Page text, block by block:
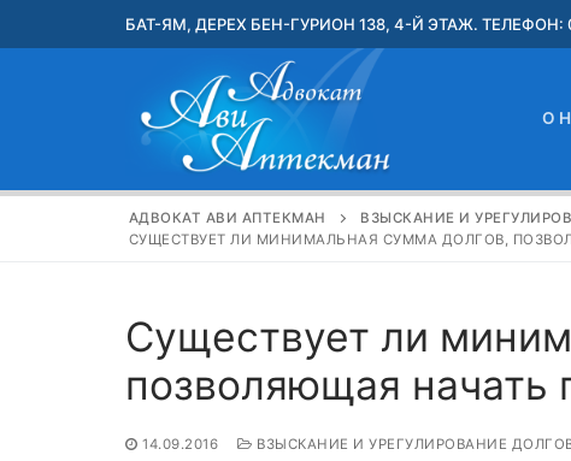
БАТ-ЯМ, ДЕРЕХ БЕН-ГУРИОН 138, 4-Й ЭТАЖ. ТЕЛЕФОН:
О
АДВОКАТ АВИ АПТЕКМАН
ВЗЫСКАНИЕ И
СУЩЕСТВУЕТ ЛИ МИНИМАЛЬНАЯ СУММА ДОЛГОВ,
Существует ли
позволяющая начать
14.09.2016 ВЗЫСКАНИЕ И УРЕГУЛИРОВАНИЕ